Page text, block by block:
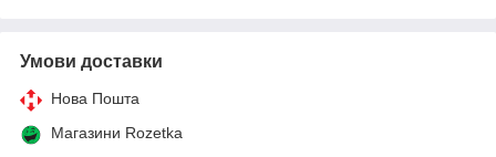
Умови доставки
Нова Пошта
Магазини Rozetka